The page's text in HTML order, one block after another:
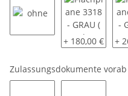
Flachplane
+ 180,00 € +
Zulassungsdokumente